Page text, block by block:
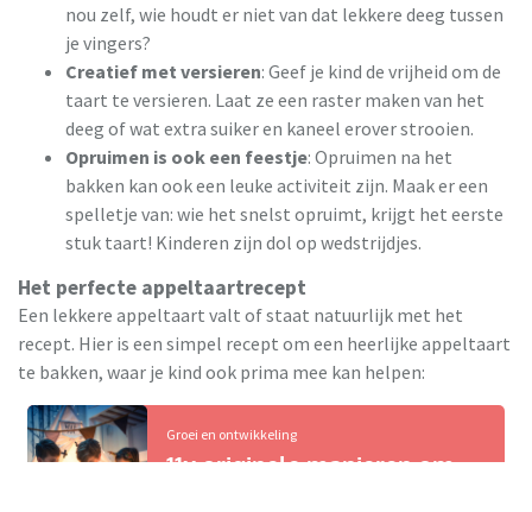
nou zelf, wie houdt er niet van dat lekkere deeg tussen
je vingers?
Creatief met versieren: Geef je kind de vrijheid om de
taart te versieren. Laat ze een raster maken van het
deeg of wat extra suiker en kaneel erover strooien.
Opruimen is ook een feestje: Opruimen na het
bakken kan ook een leuke activiteit zijn. Maak er een
spelletje van: wie het snelst opruimt, krijgt het eerste
stuk taart! Kinderen zijn dol op wedstrijdjes.
Het perfecte appeltaartrecept
Een lekkere appeltaart valt of staat natuurlijk met het
recept. Hier is een simpel recept om een heerlijke appeltaart
te bakken, waar je kind ook prima mee kan helpen:
Groei en ontwikkeling
11x originele manieren om